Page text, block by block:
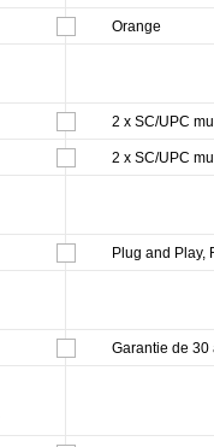
Orange
2 x SC/UPC
2 x SC/UPC
Plug and Play,
Garantie de 30